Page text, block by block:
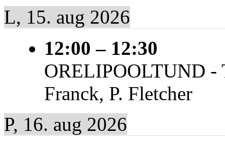
L, 15. aug 2026
12:00 – 12:30
ORELIPOOLTUND -
Franck, P. Fletcher
P, 16. aug 2026